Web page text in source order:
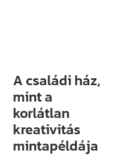
A családi ház,
mint a
korlátlan
kreativitás
mintapéldája